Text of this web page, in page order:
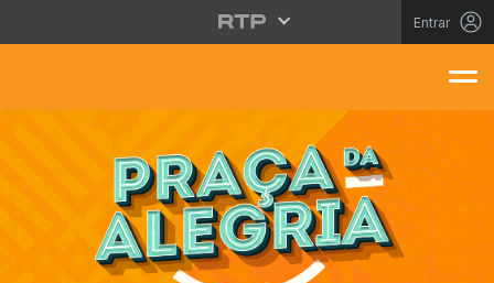
Saltar para o conteúdo principal
Entrar